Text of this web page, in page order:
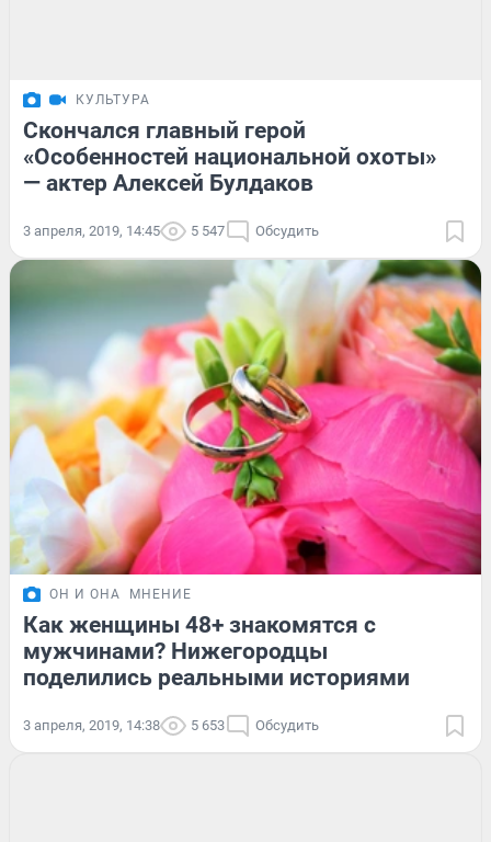
КУЛЬТУРА
Скончался главный герой
«Особенностей национальной охоты»
— актер Алексей Булдаков
3 апреля, 2019, 14:45 5 547 Обсудить
ОН И ОНА МНЕНИЕ
Как женщины 48+ знакомятся с
мужчинами? Нижегородцы
поделились реальными историями
3 апреля, 2019, 14:38 5 653 Обсудить